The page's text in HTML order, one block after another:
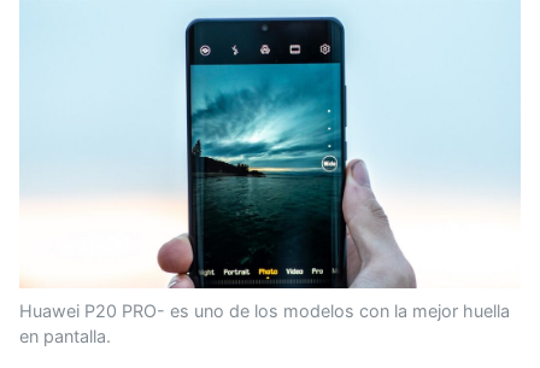
Huawei P20 PRO- es uno de los modelos con la mejor huella
en pantalla.